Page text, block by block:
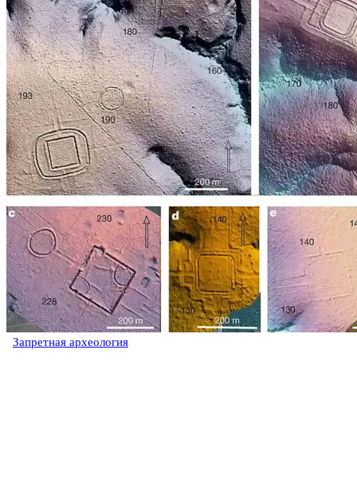
Запретная археология